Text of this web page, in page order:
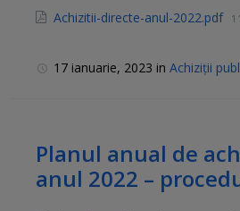
Achizitii-directe-anul-2022.pdf
17 ianuarie, 2023 in Achiziții
Planul anual de
anul 2022 –